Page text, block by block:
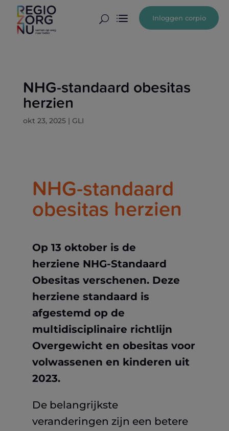
U Inloggen corpio
NHG-standaard obesitas
herzien
okt 23, 2025| GLI
NHG-standaard
obesitas herzien
Op 13 oktober is de
herziene NHG-Standaard
Obesitas verschenen. Deze
herziene standaard is
afgestemd op de
multidisciplinaire richtlijn
Overgewicht en obesitas voor
volwassenen en kinderen uit
2023.
De belangrijkste
veranderingen zijn een betere